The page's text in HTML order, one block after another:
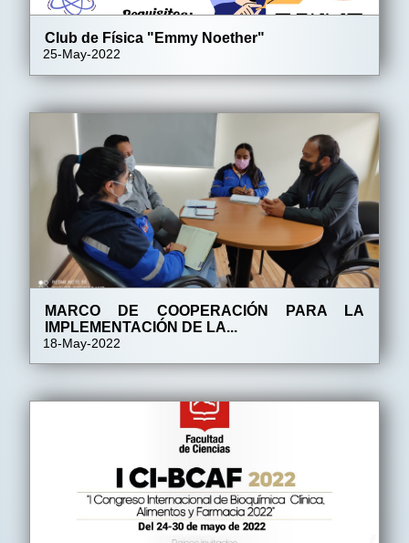
Club de Física "Emmy Noether"
25-May-2022
MARCO DE COOPERACIÓN PARA LA
IMPLEMENTACIÓN DE LA...
18-May-2022